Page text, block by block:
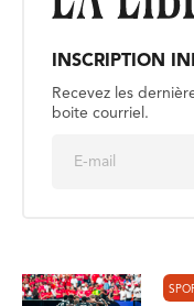
INSCRIPTION
Recevez les
boite courriel.